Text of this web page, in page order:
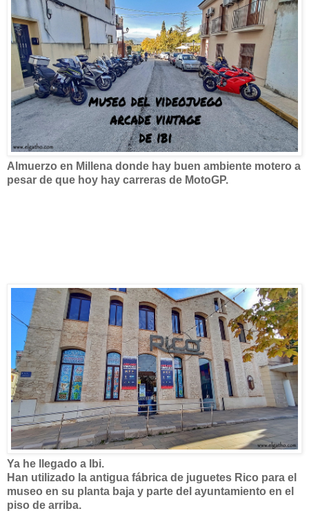
Almuerzo en Millena donde hay buen ambiente motero a
pesar de que hoy hay carreras de MotoGP.
Ya he llegado a Ibi.
Han utilizado la antigua fábrica de juguetes Rico para el
museo en su planta baja y parte del ayuntamiento en el
piso de arriba.